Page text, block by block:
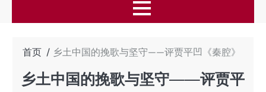
首页 乡土中国的挽歌与坚守——评贾平凹《秦腔》
乡土中国的挽歌与坚守——评贾平